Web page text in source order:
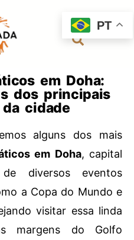
em Doha:
dos principais
cidade
alguns dos mais
em Doha, capital
diversos eventos
a Copa do Mundo e
visitar essa linda
margens do Golfo
PT